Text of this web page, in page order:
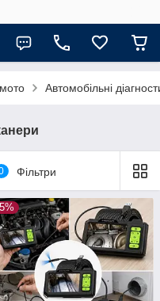
Автомобільні
Фільтри